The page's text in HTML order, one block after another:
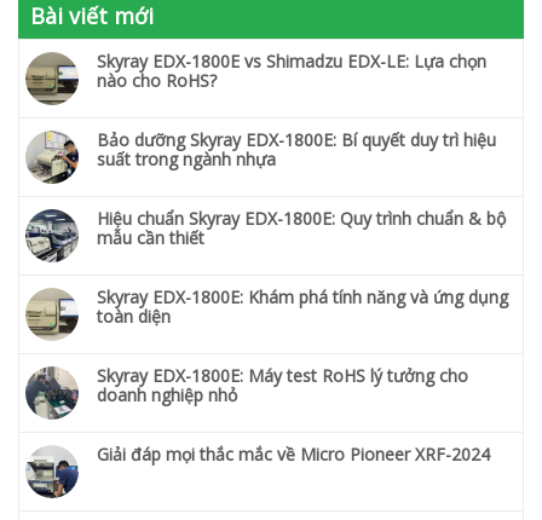
Bài viết mới
Skyray EDX-1800E vs Shimadzu EDX-LE: Lựa chọn
nào cho RoHS?
Bảo dưỡng Skyray EDX-1800E: Bí quyết duy trì hiệu
suất trong ngành nhựa
Hiệu chuẩn Skyray EDX-1800E: Quy trình chuẩn & bộ
mẫu cần thiết
Skyray EDX-1800E: Khám phá tính năng và ứng dụng
toàn diện
Skyray EDX-1800E: Máy test RoHS lý tưởng cho
doanh nghiệp nhỏ
Giải đáp mọi thắc mắc về Micro Pioneer XRF-2024